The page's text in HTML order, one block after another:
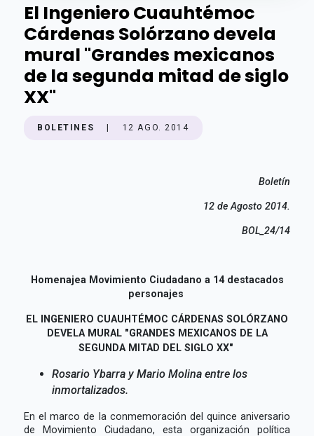
El Ingeniero Cuauhtémoc
Cárdenas Solórzano devela
mural "Grandes mexicanos
de la segunda mitad de siglo
XX"
BOLETINES 12 AGO. 2014
Boletín
12 de Agosto 2014.
BOL_24/14
Homenajea Movimiento Ciudadano a 14 destacados
personajes
EL INGENIERO CUAUHTÉMOC CÁRDENAS SOLÓRZANO
DEVELA MURAL "GRANDES MEXICANOS DE LA
SEGUNDA MITAD DEL SIGLO XX"
Rosario Ybarra y Mario Molina entre los
inmortalizados.
En el marco de la conmemoración del quince aniversario
de Movimiento Ciudadano, esta organización política